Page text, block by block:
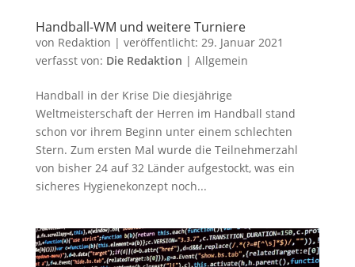
Handball-WM und weitere Turniere
von Redaktion | veröffentlicht: 29. Januar 2021
verfasst von: Die Redaktion | Allgemein
Handball in der Krise Die diesjährige
Weltmeisterschaft der Herren im Handball stand
schon vor ihrem Beginn unter einem schlechten
Stern. Zum ersten Mal wurde die Teilnehmerzahl
von bisher 24 auf 32 Länder aufgestockt, was ein
sicheres Hygienekonzept noch...